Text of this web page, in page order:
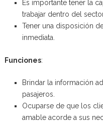
Es importante tener la
trabajar dentro del
Tener una disposición
inmediata.
Funciones:
Brindar la información
pasajeros.
Ocuparse de que los
amable acorde a sus